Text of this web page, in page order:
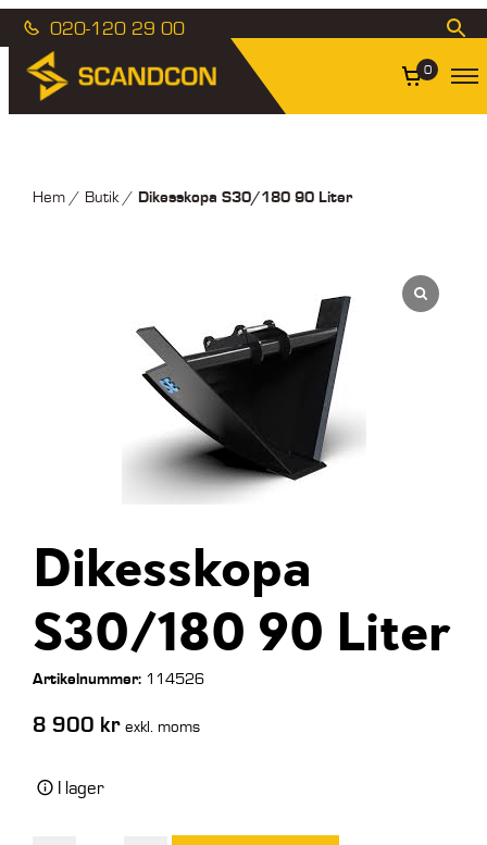
020-120 29 00
0
Hem/ Butik/ Dikesskopa S30/180 90 Liter
Dikesskopa
S30/180 90 Liter
Artikelnummer:114526
8 900 kr exkl. moms
I lager